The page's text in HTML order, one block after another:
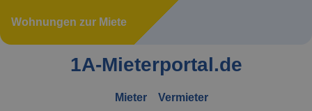
Wohnungen zur Miete
1A-Mieterportal.de
Mieter Vermieter